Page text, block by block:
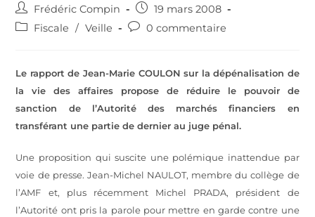
Frédéric Compin
19 mars 2008
Fiscale / Veille 0 commentaire
Le rapport de Jean-Marie COULON sur la dépénalisation de
la vie des affaires propose de réduire le pouvoir de
sanction de l’Autorité des marchés financiers en
transférant une partie de dernier au juge pénal.
Une proposition qui suscite une polémique inattendue par
voie de presse. Jean-Michel NAULOT, membre du collège de
l’AMF et, plus récemment Michel PRADA, président de
l’Autorité ont pris la parole pour mettre en garde contre une